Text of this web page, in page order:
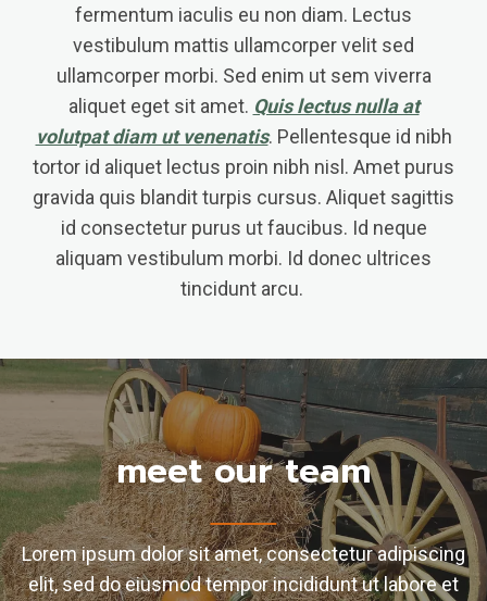
fermentum iaculis eu non diam. Lectus
vestibulum mattis ullamcorper velit sed
ullamcorper morbi. Sed enim ut sem viverra
aliquet eget sit amet. Quis lectus nulla at
volutpat diam ut venenatis. Pellentesque id nibh
tortor id aliquet lectus proin nibh nisl. Amet purus
gravida quis blandit turpis cursus. Aliquet sagittis
id consectetur purus ut faucibus. Id neque
aliquam vestibulum morbi. Id donec ultrices
tincidunt arcu.
meet our team
Lorem ipsum dolor sit amet, consectetur adipiscing
elit, sed do eiusmod tempor incididunt ut labore et